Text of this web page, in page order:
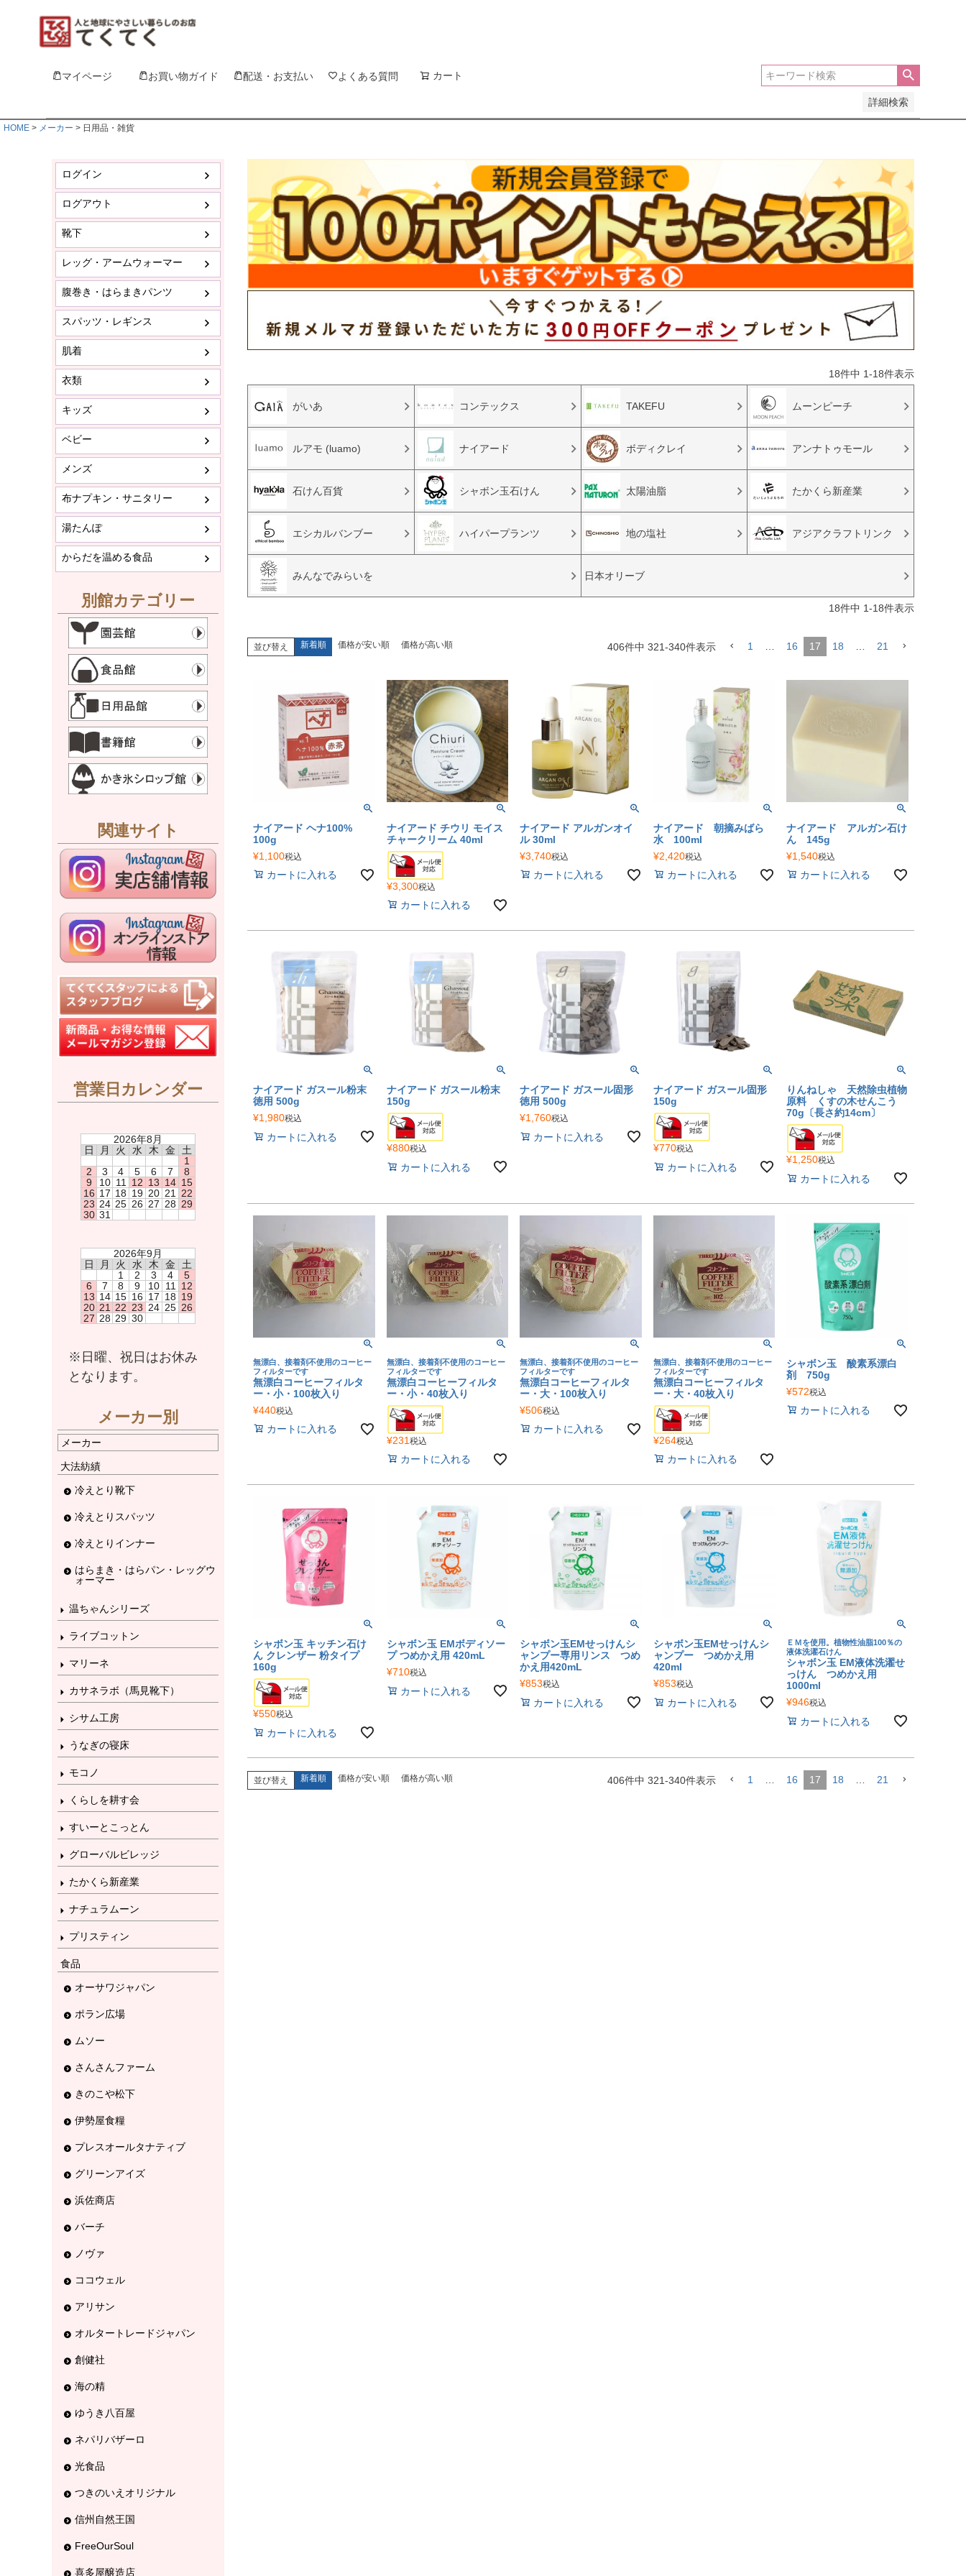
マイページ お買い物ガイド 配送・お支払い よくある質問 カート
詳細検索
HOME メーカー 日用品・雑貨
ログイン
ログアウト
靴下
レッグ・アームウォーマー
腹巻き・はらまきパンツ
スパッツ・レギンス
肌着
衣類
キッズ
ベビー
メンズ
布ナプキン・サニタリー
湯たんぽ
からだを温める食品
別館カテゴリー
関連サイト
営業日カレンダー
2026年8月
日
月 火 水 木 金
土
1
2
3 4 5 6 7
8
9
10 11 12 13 14 15
16 17 18 19 20 21 22
23 24 25 26 27 28 29
30 31
2026年9月
日
月 火 水 木 金
土
1
2 3 4
5
6
7 8 9 10 11 12
13 14 15 16 17 18 19
20 21 22 23 24 25 26
27 28 29 30
※日曜、祝日はお休み
となります。
メーカー別
メーカー
大法紡績
冷えとり靴下
冷えとりスパッツ
冷えとりインナー
はらまき・はらパン・レッグウ
ォーマー
温ちゃんシリーズ
ライブコットン
マリーネ
カサネラボ（馬見靴下）
シサム工房
うなぎの寝床
モコノ
くらしを耕す会
すいーとこっとん
グローバルビレッジ
たかくら新産業
ナチュラムーン
プリスティン
食品
オーサワジャパン
ポラン広場
ムソー
さんさんファーム
きのこや松下
伊勢屋食糧
プレスオールタナティブ
グリーンアイズ
浜佐商店
バーチ
ノヴァ
ココウェル
アリサン
オルタートレードジャパン
創健社
海の精
ゆうき八百屋
ネパリバザーロ
光食品
つきのいえオリジナル
信州自然王国
FreeOurSoul
喜多屋醸造店
18件中 1-18件表示
がいあ コンテックス TAKEFU ムーンピーチ
ルアモ (luamo) ナイアード ボディクレイ アンナトゥモール
石けん百貨 シャボン玉石けん 太陽油脂 たかくら新産業
エシカルバンブー ハイパープランツ 地の塩社 アジアクラフトリンク
みんなでみらいを 日本オリーブ
18件中 1-18件表示
並び替え 新着順 価格が安い順 価格が高い順 406件中 321-340件表示 1 … 16 17 18 … 21
ナイアード ヘナ100%
100g
¥1,100税込
カートに入れる
ナイアード チウリ モイス
チャークリーム 40ml
¥3,300税込
カートに入れる
ナイアード アルガンオイ
ル 30ml
¥3,740税込
カートに入れる
ナイアード 朝摘みばら
水 100ml
¥2,420税込
カートに入れる
ナイアード アルガン石け
ん 145g
¥1,540税込
カートに入れる
ナイアード ガスール粉末
徳用 500g
¥1,980税込
カートに入れる
ナイアード ガスール粉末
150g
¥880税込
カートに入れる
ナイアード ガスール固形
徳用 500g
¥1,760税込
カートに入れる
ナイアード ガスール固形
150g
¥770税込
カートに入れる
りんねしゃ 天然除虫植物
原料 くすの木せんこう
70g〔長さ約14cm〕
¥1,250税込
カートに入れる
無漂白、接着剤不使用のコーヒー
フィルターです
無漂白コーヒーフィルタ
ー・小・100枚入り
¥440税込
カートに入れる
無漂白、接着剤不使用のコーヒー
フィルターです
無漂白コーヒーフィルタ
ー・小・40枚入り
¥231 税込
カートに入れる
無漂白、接着剤不使用のコーヒー
フィルターです
無漂白コーヒーフィルタ
ー・大・100枚入り
¥506税込
カートに入れる
無漂白、接着剤不使用のコーヒー
フィルターです
無漂白コーヒーフィルタ
ー・大・40枚入り
¥264税込
カートに入れる
シャボン玉 酸素系漂白
剤 750g
¥572税込
カートに入れる
シャボン玉 キッチン石け
ん クレンザー 粉タイプ
160g
¥550税込
カートに入れる
シャボン玉 EMボディソー
プ つめかえ用 420mL
¥710税込
カートに入れる
シャボン玉EMせっけんシ
ャンプー専用リンス つめ
かえ用420mL
¥853税込
カートに入れる
シャボン玉EMせっけんシ
ャンプー つめかえ用
420ml
¥853税込
カートに入れる
ＥＭを使用。植物性油脂100％の
液体洗濯石けん
シャボン玉 EM液体洗濯せ
っけん つめかえ用
1000ml
¥946税込
カートに入れる
並び替え 新着順 価格が安い順 価格が高い順 406件中 321-340件表示 1 … 16 17 18 … 21